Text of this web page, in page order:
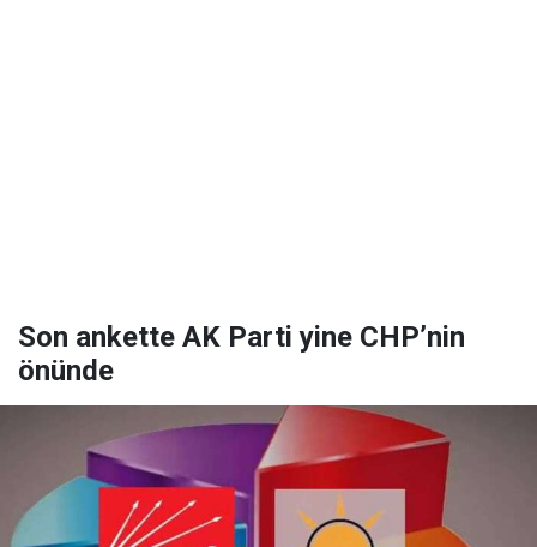
Son ankette AK Parti yine CHP’nin
önünde